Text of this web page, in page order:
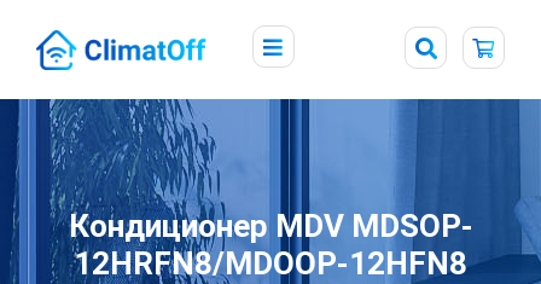
Кондиционер MDV MDSOP-
12HRFN8/MDOOP-12HFN8